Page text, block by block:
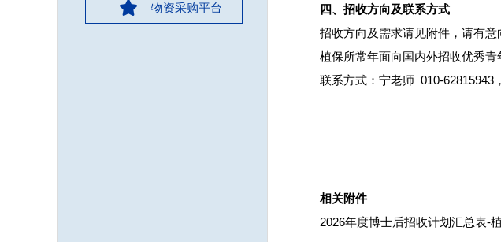
物资采购平台
四、招收方向及联系方式
招收方向及需求请见附件，请有意
植保所常年面向国内外招收优秀青
联系方式：宁老师 010-62815943
相关附件
2026年度博士后招收计划汇总表-